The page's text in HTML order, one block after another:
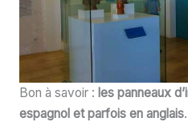
Bon à savoir : les panneaux
espagnol et parfois en anglais